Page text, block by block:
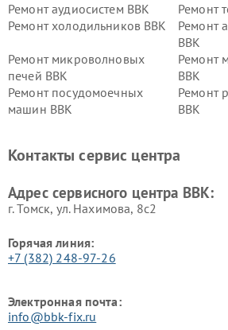
Ремонт аудиосистем BBK
Ремонт
Ремонт холодильников BBK
Ремонт
BBK
Ремонт микроволновых
печей BBK
Ремонт
BBK
Ремонт посудомоечных
машин BBK
Ремонт
BBK
Ремонт винных шкафов BBK
Контакты сервис центра
Адрес сервисного центра BBK:
г. Томск, ул. Нахимова, 8с2
Горячая линия:
+7 (382) 248-97-26
Электронная почта:
info@bbk-fix.ru